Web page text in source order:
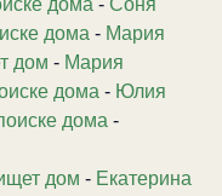
дома - Соня
дома - Мария
дом - Мария
дома - Юлия
дома -
дом - Екатерина